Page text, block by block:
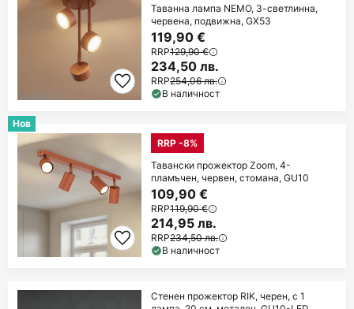
Таванна лампа NEMO, 3-светлинна,
червена, подвижна, GX53
119,90 €
RRP129,90 €
234,50 лв.
RRP254,06 лв.
В наличност
Нов
RRP -8%
Тавански прожектор Zoom, 4-
пламъчен, червен, стомана, GU10
109,90 €
RRP119,90 €
214,95 лв.
RRP234,50 лв.
В наличност
Стенен прожектор RIK, черен, с 1